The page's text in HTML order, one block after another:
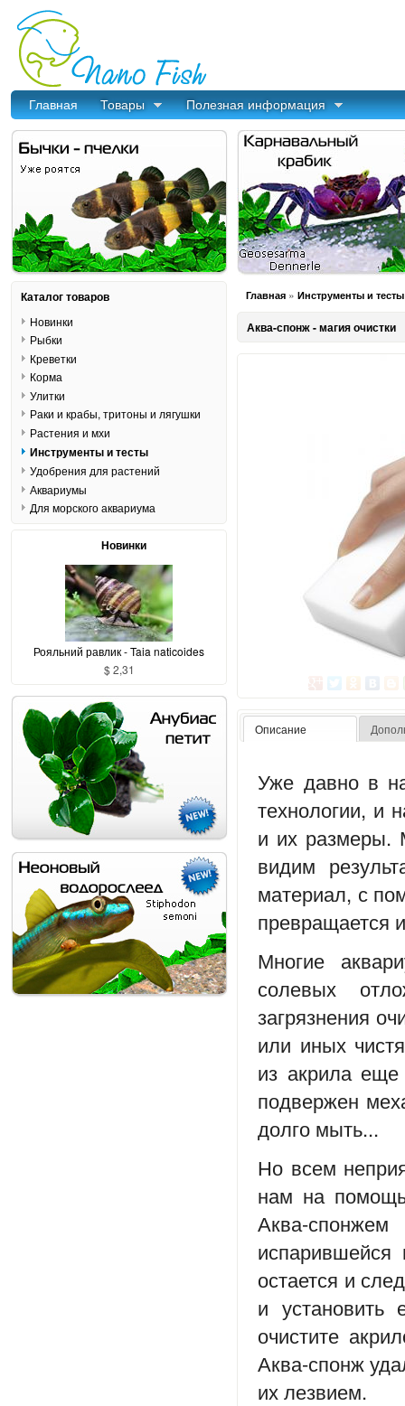
Главная Товары Полезная информация
Главная » Инструменты и тесты
Аква-спонж - магия очистки
Описание
Уже давно в
технологии, и
и их размеры.
видим
материал, с
превращается
Многие
солевых
загрязнения
или иных
из акрила еще
подвержен
долго мыть...
Но всем
нам на
Аква-
остается и
и
очистите
Аква-спонж
их лезвием.
Каталог товаров
Новинки
Рыбки
Креветки
Корма
Улитки
Раки и крабы, тритоны и лягушки
Растения и мхи
Инструменты и тесты
Удобрения для растений
Аквариумы
Для морского аквариума
Новинки
Рояльний равлик - Taia naticoides
$ 2,31